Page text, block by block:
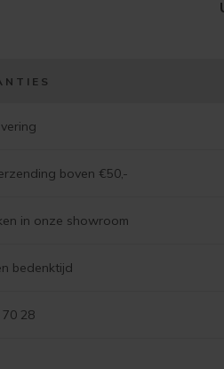
boven €50,-
in onze showroom
bedenktijd
28